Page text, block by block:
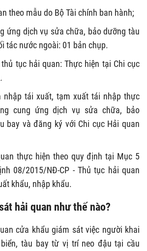
theo mẫu do Bộ Tài chính ban hành;
dịch vụ sửa chữa, bảo dưỡng tàu
tác nước ngoài: 01 bản chụp.
tục hải quan: Thực hiện tại Chi cục
tái xuất, tạm xuất tái nhập thực
cung ứng dịch vụ sửa chữa, bảo
bay và đăng ký với Chi cục Hải quan
thực hiện theo quy định tại Mục 5
08/2015/NĐ-CP - Thủ tục hải quan
khẩu, nhập khẩu.
hải quan như thế nào?
cửa khẩu giám sát việc người khai
tàu bay từ vị trí neo đậu tại cầu